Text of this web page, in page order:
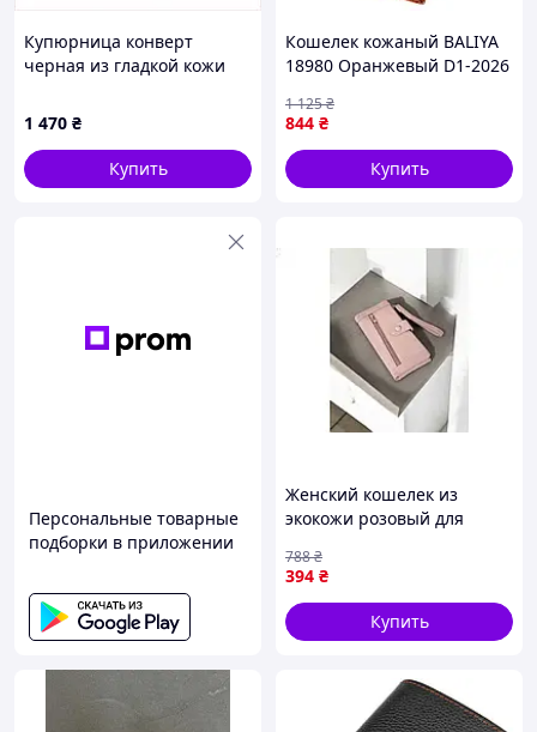
Купюрница конверт
черная из гладкой кожи
1 470 ₴
Купить
Кошелек кожаный BALIYA
18980 Оранжевый D1-2026
844 ₴
1 125₴
Купить
Персональные товарные
подборки в приложении
Женский кошелек из
экокожи розовый для
использования стильный
и компактный
394 ₴
788₴
Купить